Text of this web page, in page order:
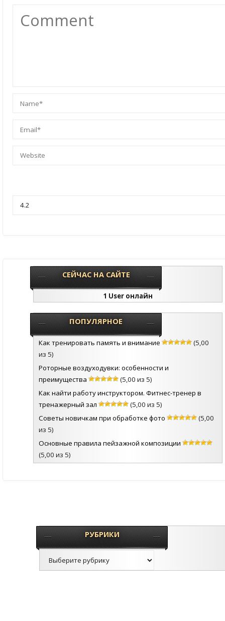
СЕЙЧАС НА САЙТЕ
1 User онлайн
ПОПУЛЯРНОЕ
Как тренировать память и внимание
(5,00
из 5)
Роторные воздуходувки: особенности и
преимущества
(5,00 из 5)
Как найти работу инструктором. Фитнес-тренер в
тренажерный зал
(5,00 из 5)
Советы новичкам при обработке фото
(5,00
из 5)
Основные правила пейзажной композиции
(5,00 из 5)
РУБРИКИ